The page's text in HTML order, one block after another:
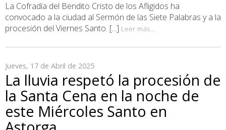
La Cofradía del Bendito Cristo de los Afligidos ha
convocado a la ciudad al Sermón de las Siete Palabras y a la
procesión del Viernes Santo. [...] Leer más...
Jueves, 17 de Abril de 2025
La lluvia respetó la procesión de
la Santa Cena en la noche de
este Miércoles Santo en